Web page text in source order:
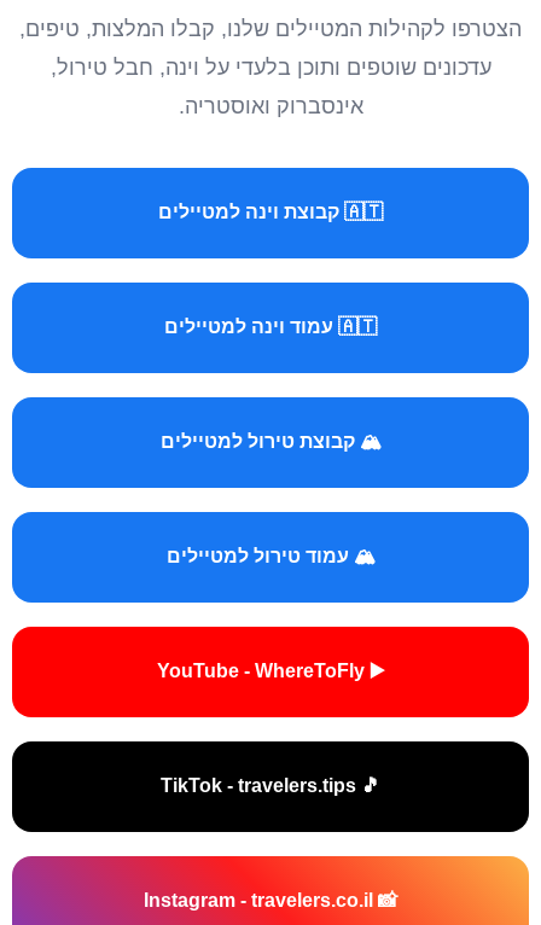
הצטרפו לקהילות המטיילים שלנו, קבלו המלצות, טיפים,
עדכונים שוטפים ותוכן בלעדי על וינה, חבל טירול,
אינסברוק ואוסטריה.
🇦🇹 קבוצת וינה למטיילים
🇦🇹 עמוד וינה למטיילים
🏔️ קבוצת טירול למטיילים
🏔️ עמוד טירול למטיילים
▶️ YouTube - WhereToFly
🎵 TikTok - travelers.tips
📸 Instagram - travelers.co.il